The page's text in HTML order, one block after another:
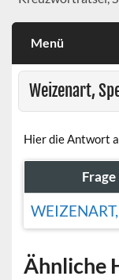
Menü
Weizenart,
Hier die Antwort
Frage
Ähnliche